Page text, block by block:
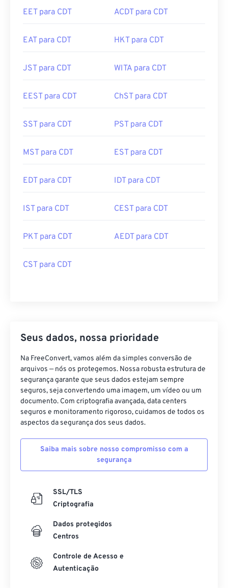
EET para CDT ACDT para CDT
EAT para CDT HKT para CDT
JST para CDT WITA para CDT
EEST para CDT ChST para CDT
SST para CDT PST para CDT
MST para CDT EST para CDT
EDT para CDT IDT para CDT
IST para CDT CEST para CDT
PKT para CDT AEDT para CDT
CST para CDT
Seus dados, nossa prioridade
Na FreeConvert, vamos além da simples conversão de
arquivos — nós os protegemos. Nossa robusta estrutura de
segurança garante que seus dados estejam sempre
seguros, seja convertendo uma imagem, um vídeo ou um
documento. Com criptografia avançada, data centers
seguros e monitoramento rigoroso, cuidamos de todos os
aspectos da segurança dos seus dados.
Saiba mais sobre nosso compromisso com a
segurança
SSL/TLS
Criptografia
Dados protegidos
Centros
Controle de Acesso e
Autenticação